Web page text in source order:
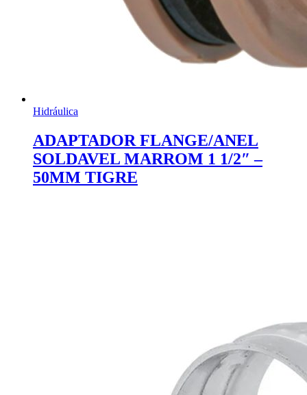
Hidráulica
ADAPTADOR FLANGE/ANEL
SOLDAVEL MARROM 1 1/2″ –
50MM TIGRE